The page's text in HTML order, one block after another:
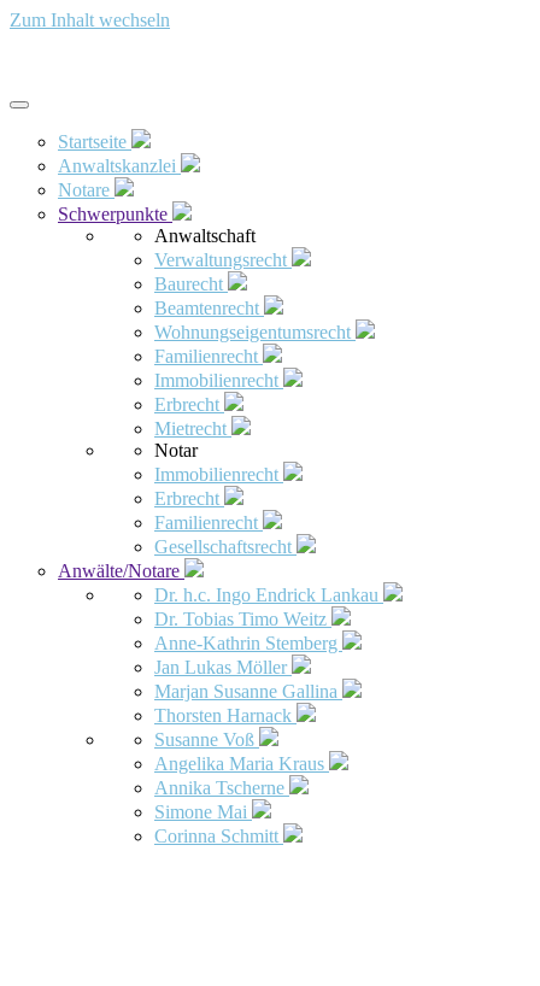
Zum Inhalt wechseln
Startseite
Anwaltskanzlei
Notare
Schwerpunkte
Anwaltschaft
Verwaltungsrecht
Baurecht
Beamtenrecht
Wohnungseigentumsrecht
Familienrecht
Immobilienrecht
Erbrecht
Mietrecht
Notar
Immobilienrecht
Erbrecht
Familienrecht
Gesellschaftsrecht
Anwälte/Notare
Dr. h.c. Ingo Endrick Lankau
Dr. Tobias Timo Weitz
Anne-Kathrin Stemberg
Jan Lukas Möller
Marjan Susanne Gallina
Thorsten Harnack
Susanne Voß
Angelika Maria Kraus
Annika Tscherne
Simone Mai
Corinna Schmitt